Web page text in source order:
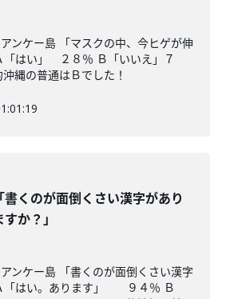
ンケー島 「マスクの中、今ヒゲが伸
「はい」 ２８％ Ｂ「いいえ」７
縄の普通はＢでした！
「書くのが面倒くさい漢字があり
すか？」
ンケー島 「書くのが面倒くさい漢字
「はい。あります」 ９４％ Ｂ